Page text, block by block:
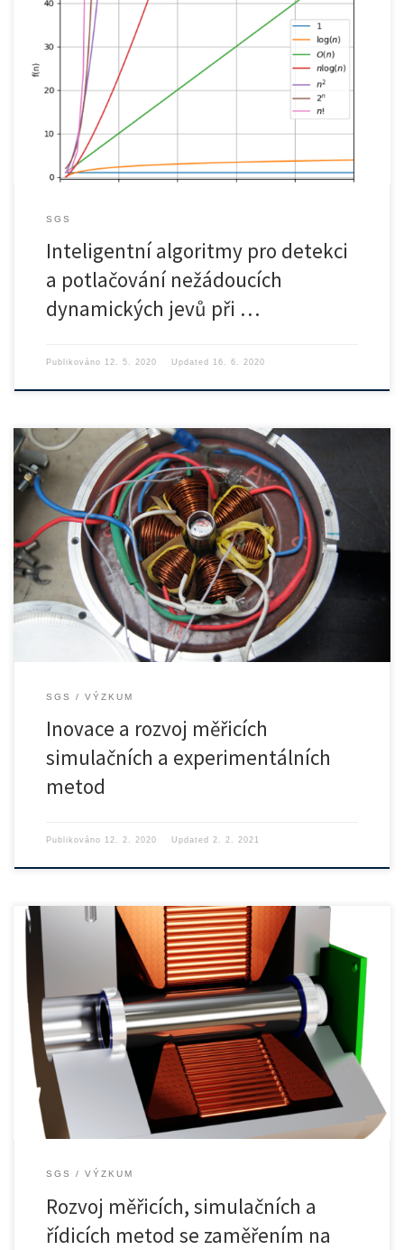
O PROJEKTU Projekt se zaměřuje na návrh metod inteligentních
algoritmů, […]
SGS
Inteligentní algoritmy pro detekci
a potlačování nežádoucích
dynamických jevů při …
Publikováno 12. 5. 2020 Updated 16. 6. 2020
O PROJEKTU Cílem projektu je rozvoj měřicích, simulačních a
experimentálních […]
SGS VÝZKUM
Inovace a rozvoj měřicích
simulačních a experimentálních
metod
Publikováno 12. 2. 2020 Updated 2. 2. 2021
Základní informace Grant SGS15/190/OHK2/3T/12 Cílem projektu je
další rozvoj měřicích, […]
SGS VÝZKUM
Rozvoj měřicích, simulačních a
řídicích metod se zaměřením na